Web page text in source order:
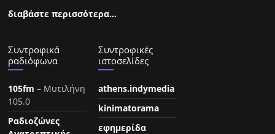
διαβάστε περισσότερα…
Συντροφικά
ραδιόφωνα
105fm – Μυτιλήνη
105.0
Ραδιοζώνες
Συντροφικές
ιστοσελίδες
athens.indymedia
kinimatorama
εφημερίδα